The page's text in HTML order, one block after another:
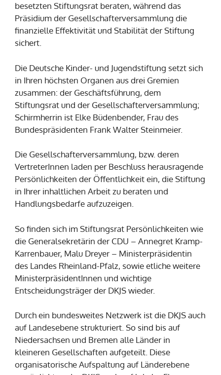
besetzten Stiftungsrat beraten, während das
Präsidium der Gesellschafterversammlung die
finanzielle Effektivität und Stabilität der Stiftung
sichert.
Die Deutsche Kinder- und Jugendstiftung setzt sich
in Ihren höchsten Organen aus drei Gremien
zusammen: der Geschäftsführung, dem
Stiftungsrat und der Gesellschafterversammlung;
Schirmherrin ist Elke Büdenbender, Frau des
Bundespräsidenten Frank Walter Steinmeier.
Die Gesellschafterversammlung, bzw. deren
VertreterInnen laden per Beschluss herausragende
Persönlichkeiten der Öffentlichkeit ein, die Stiftung
in Ihrer inhaltlichen Arbeit zu beraten und
Handlungsbedarfe aufzuzeigen.
So finden sich im Stiftungsrat Persönlichkeiten wie
die Generalsekretärin der CDU – Annegret Kramp-
Karrenbauer, Malu Dreyer – Ministerpräsidentin
des Landes Rheinland-Pfalz, sowie etliche weitere
MinisterpräsidentInnen und wichtige
Entscheidungsträger der DKJS wieder.
Durch ein bundesweites Netzwerk ist die DKJS auch
auf Landesebene strukturiert. So sind bis auf
Niedersachsen und Bremen alle Länder in
kleineren Gesellschaften aufgeteilt. Diese
organisatorische Aufspaltung auf Länderebene